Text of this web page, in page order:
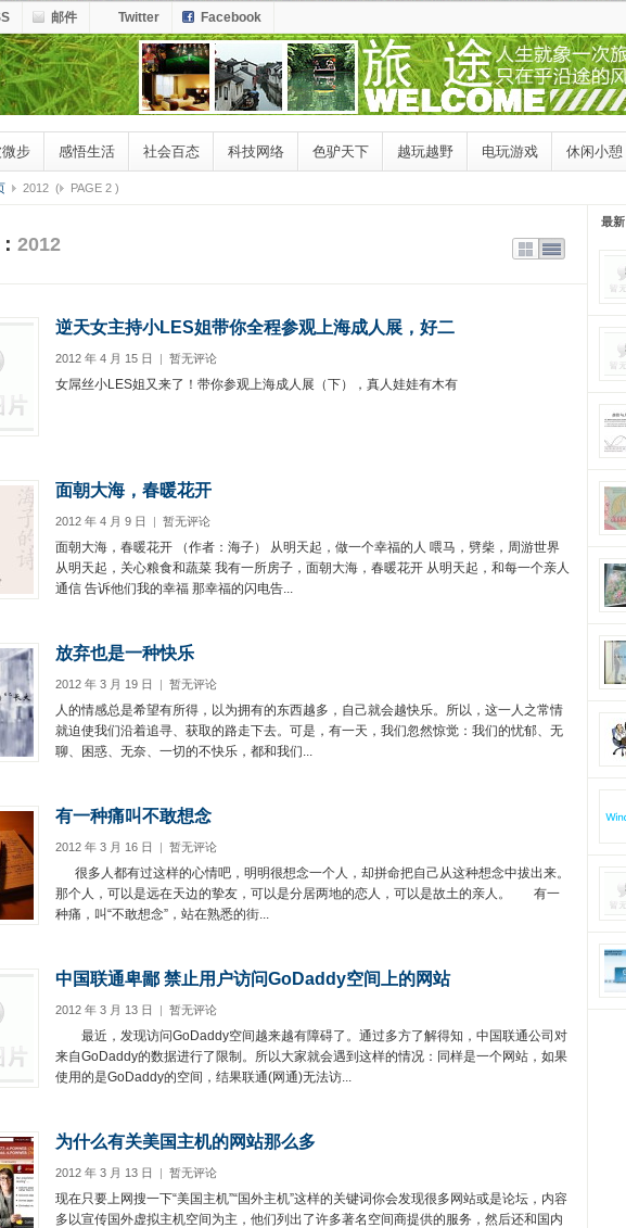
邮件 Twitter Facebook
步 感悟生活 社会百态 科技网络 色驴天下 越玩越野 电玩游戏 休闲小憩
2012 ( PAGE 2 )
2012
逆天女主持小LES姐带你全程参观上海成人展，好二
2012 年 4 月 15 日 | 暂无评论
女屌丝小LES姐又来了！带你参观上海成人展（下），真人娃娃有木有
面朝大海，春暖花开
2012 年 4 月 9 日 | 暂无评论
面朝大海，春暖花开 （作者：海子） 从明天起，做一个幸福的人 喂马，劈柴，周游世界
从明天起，关心粮食和蔬菜 我有一所房子，面朝大海，春暖花开 从明天起，和每一个亲人
通信 告诉他们我的幸福 那幸福的闪电告...
放弃也是一种快乐
2012 年 3 月 19 日 | 暂无评论
人的情感总是希望有所得，以为拥有的东西越多，自己就会越快乐。所以，这一人之常情
就迫使我们沿着追寻、获取的路走下去。可是，有一天，我们忽然惊觉：我们的忧郁、无
聊、困惑、无奈、一切的不快乐，都和我们...
有一种痛叫不敢想念
2012 年 3 月 16 日 | 暂无评论
很多人都有过这样的心情吧，明明很想念一个人，却拼命把自己从这种想念中拔出来。
那个人，可以是远在天边的挚友，可以是分居两地的恋人，可以是故土的亲人。 有一
种痛，叫“不敢想念”，站在熟悉的街...
中国联通卑鄙 禁止用户访问GoDaddy空间上的网站
2012 年 3 月 13 日 | 暂无评论
最近，发现访问GoDaddy空间越来越有障碍了。通过多方了解得知，中国联通公司对
来自GoDaddy的数据进行了限制。所以大家就会遇到这样的情况：同样是一个网站，如果
使用的是GoDaddy的空间，结果联通(网通)无法访...
为什么有关美国主机的网站那么多
2012 年 3 月 13 日 | 暂无评论
现在只要上网搜一下“美国主机”“国外主机”这样的关键词你会发现很多网站或是论坛，内容
多以宣传国外虚拟主机空间为主，他们列出了许多著名空间商提供的服务，然后还和国内
最新